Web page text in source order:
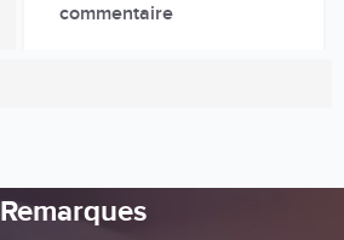
commentaire
Remarques